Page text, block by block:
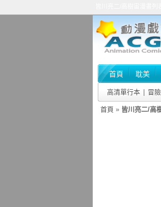
首頁 耽美
高清單行本 冒險
首頁 » 皆川亮二/高